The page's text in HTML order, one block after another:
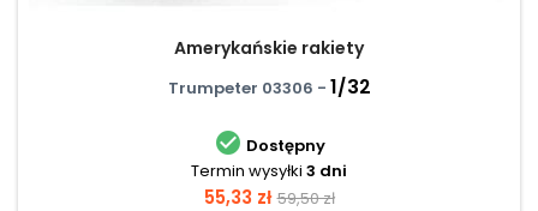
Amerykańskie rakiety
Trumpeter 03306 - 1/32
 Dostępny
Termin wysyłki 3 dni
Cena
55,33 zł Cena
59,50 zł